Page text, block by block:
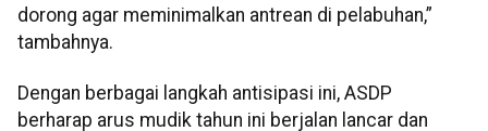
dorong agar meminimalkan antrean di pelabuhan,”
tambahnya.
Dengan berbagai langkah antisipasi ini, ASDP
berharap arus mudik tahun ini berjalan lancar dan